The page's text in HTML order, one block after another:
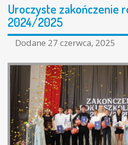
Uroczyste zakończenie
2024/2025
Dodane 27 czerwca, 2025